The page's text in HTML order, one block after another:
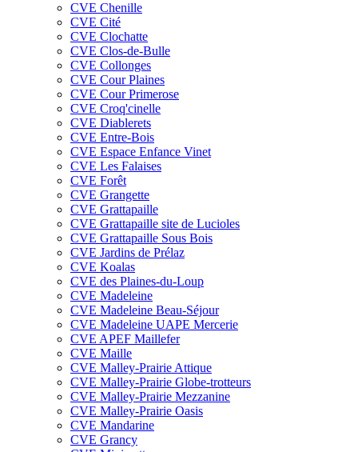
CVE Chenille
CVE Cité
CVE Clochatte
CVE Clos-de-Bulle
CVE Collonges
CVE Cour Plaines
CVE Cour Primerose
CVE Croq'cinelle
CVE Diablerets
CVE Entre-Bois
CVE Espace Enfance Vinet
CVE Les Falaises
CVE Forêt
CVE Grangette
CVE Grattapaille
CVE Grattapaille site de Lucioles
CVE Grattapaille Sous Bois
CVE Jardins de Prélaz
CVE Koalas
CVE des Plaines-du-Loup
CVE Madeleine
CVE Madeleine Beau-Séjour
CVE Madeleine UAPE Mercerie
CVE APEF Maillefer
CVE Maille
CVE Malley-Prairie Attique
CVE Malley-Prairie Globe-trotteurs
CVE Malley-Prairie Mezzanine
CVE Malley-Prairie Oasis
CVE Mandarine
CVE Grancy